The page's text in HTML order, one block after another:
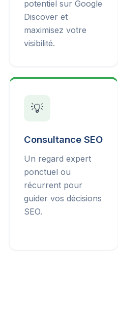
potentiel sur Google
Discover et
maximisez votre
visibilité.
💡
Consultance SEO
Un regard expert
ponctuel ou
récurrent pour
guider vos décisions
SEO.